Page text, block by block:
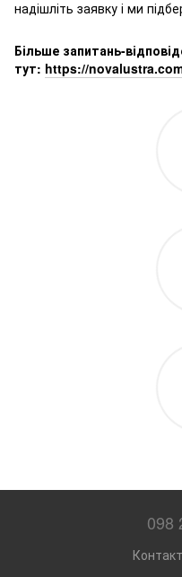
надішліть заявку і ми
Більше запитань-
тут: https://
098